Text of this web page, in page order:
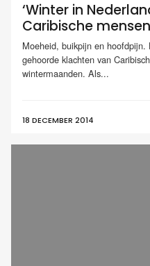
‘Winter in
Caribische
Moeheid, buikpijn en
gehoorde klachten van
wintermaanden. Als...
18 DECEMBER 2014